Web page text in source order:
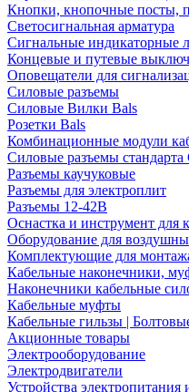
Кнопки, кнопочные посты,
Светосигнальная арматура
Сигнальные индикаторные
Концевые и путевые
Оповещатели для
Силовые разъемы
Силовые Вилки Bals
Розетки Bals
Комбинационные модули
Силовые разъемы стандарта
Разъемы каучуковые
Разъемы для электроплит
Разъемы 12-42В
Оснастка и инструмент
Оборудование для
Комплектующие для
Кабельные наконечники,
Наконечники кабельные
Кабельные муфты
Кабельные гильзы |
Акционные товары
Электрооборудование
Электродвигатели
Устройства электропитания